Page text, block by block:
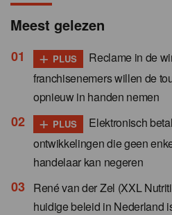
Meest gelezen
+ PLUS
Reclame in de
franchisenemers willen de
opnieuw in handen nemen
+ PLUS
Elektronisch
ontwikkelingen die geen
handelaar kan negeren
René van der Zel (XXL
huidige beleid in Nederland